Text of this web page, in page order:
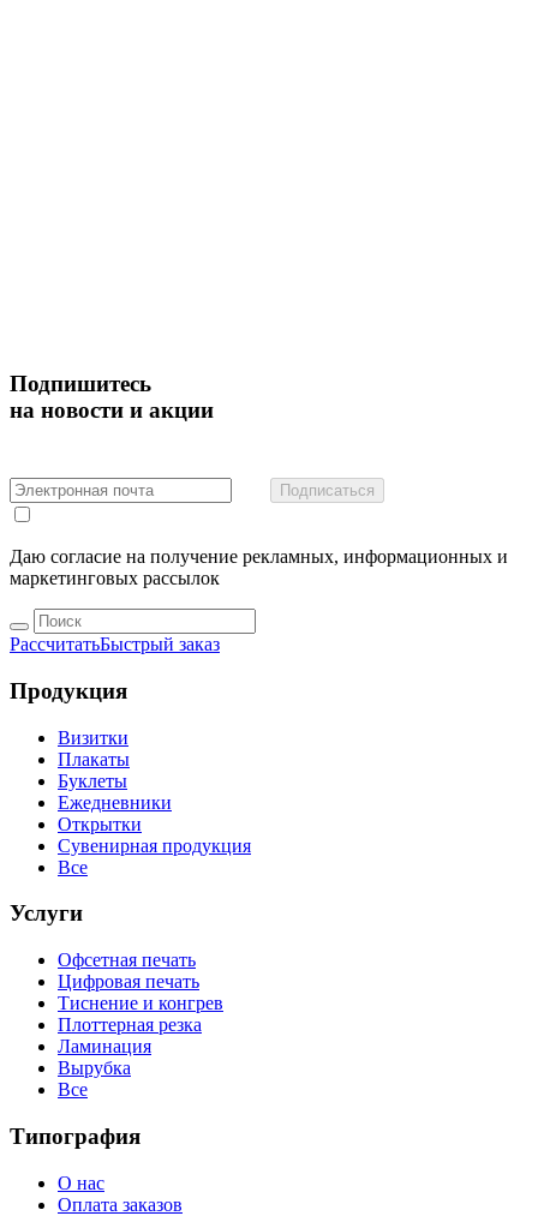
Подпишитесь
на новости и акции
Подписаться
Даю согласие на получение рекламных, информационных и
маркетинговых рассылок
РассчитатьБыстрый заказ
Продукция
Визитки
Плакаты
Буклеты
Ежедневники
Открытки
Сувенирная продукция
Все
Услуги
Офсетная печать
Цифровая печать
Тиснение и конгрев
Плоттерная резка
Ламинация
Вырубка
Все
Типография
О нас
Оплата заказов